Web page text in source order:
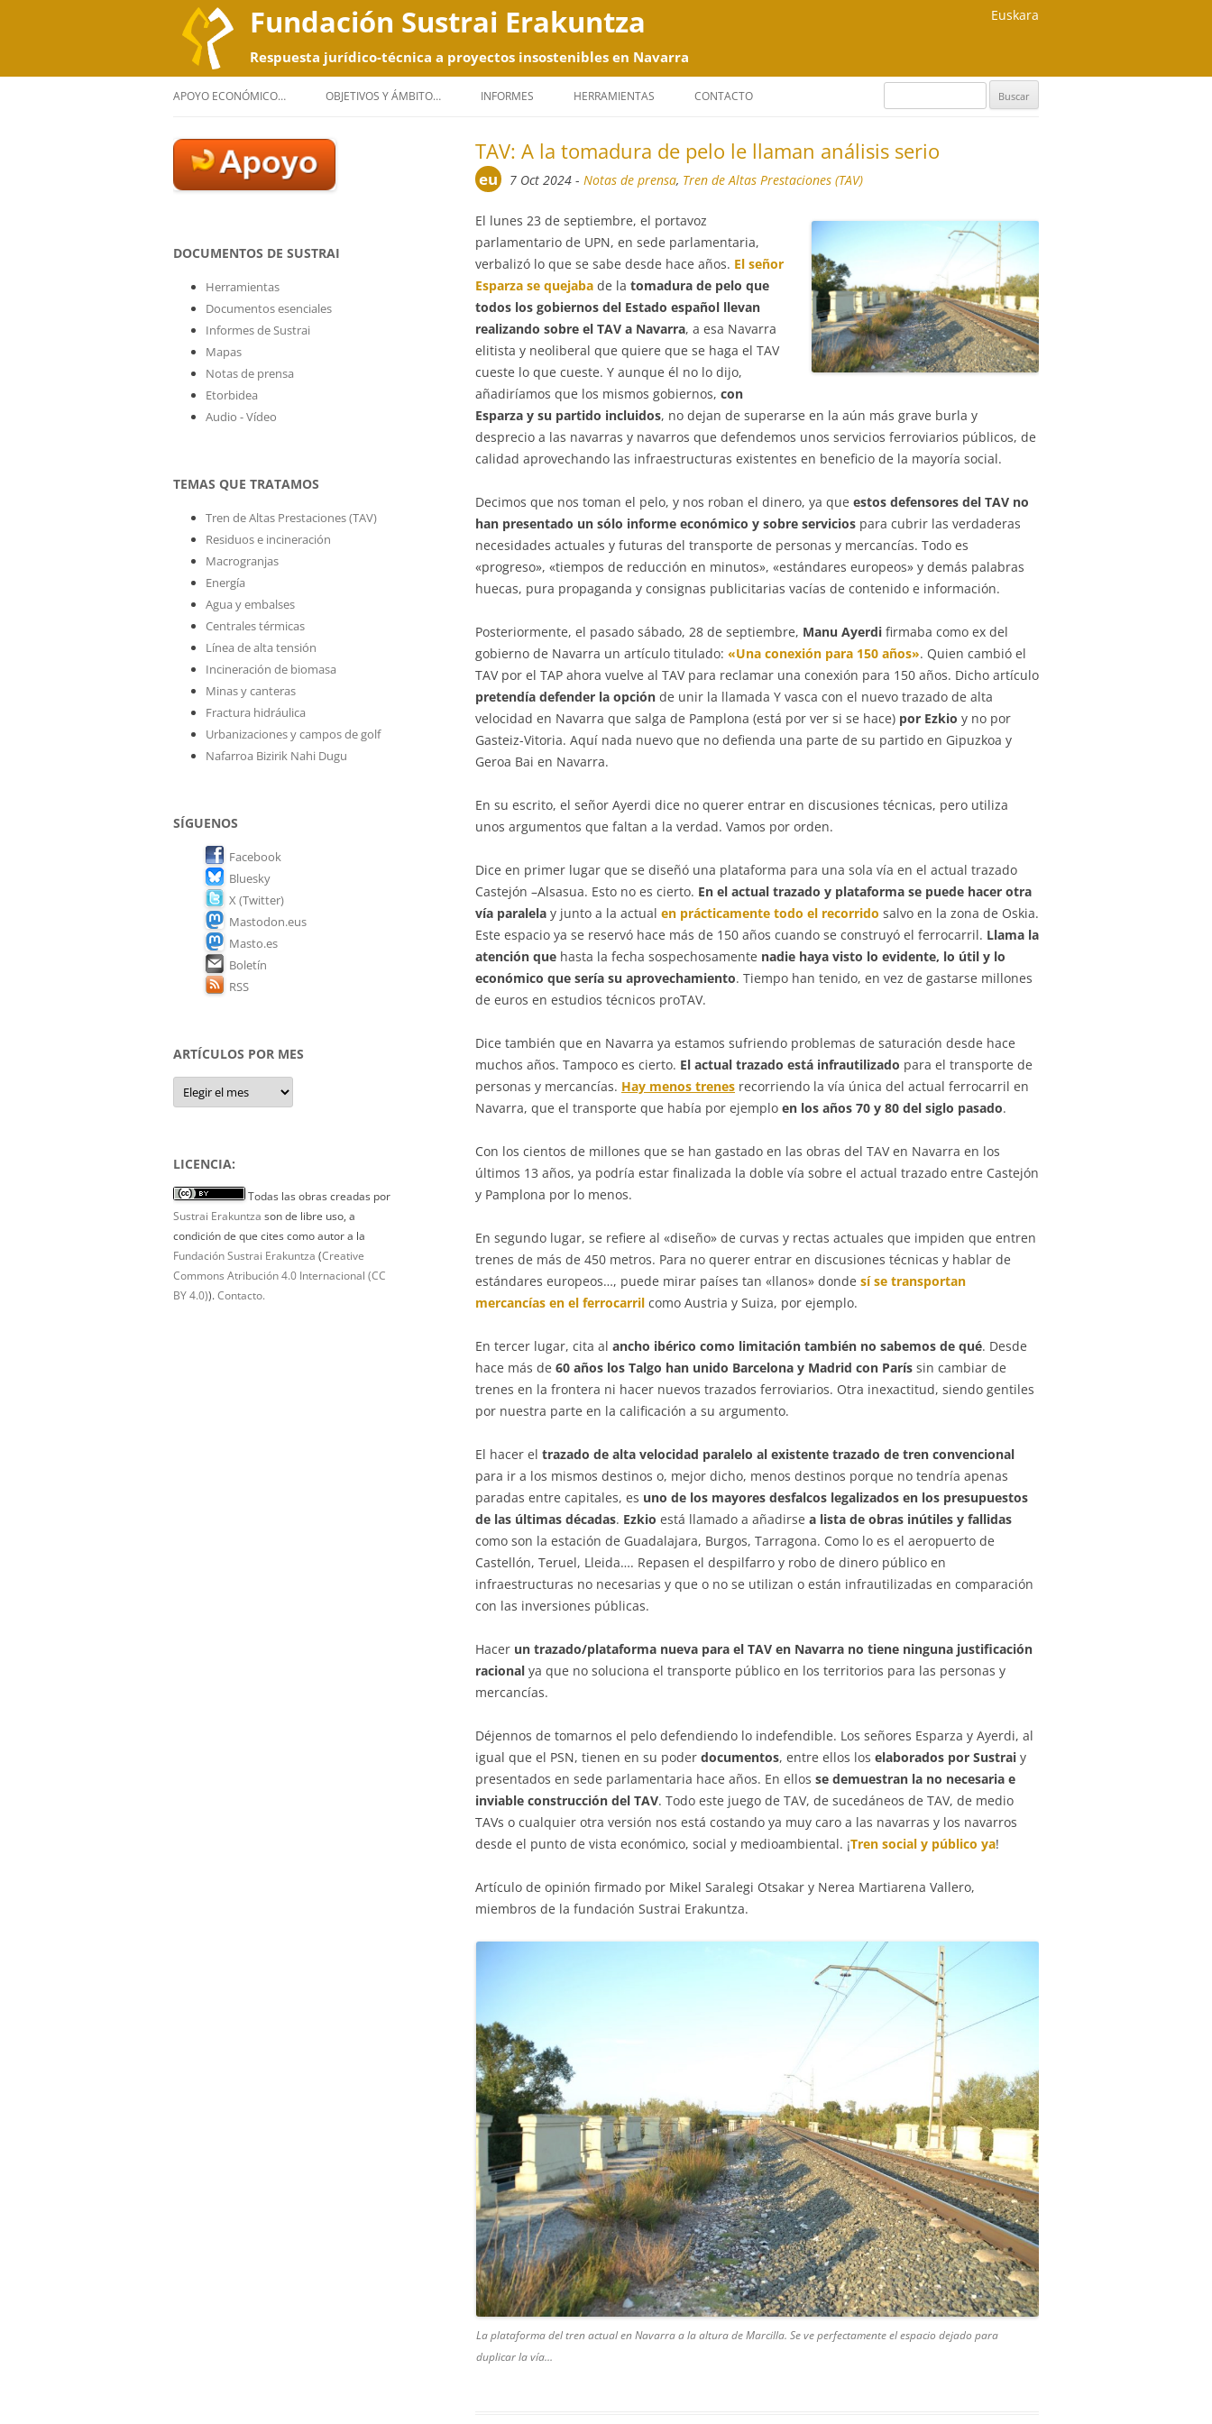
Fundación Sustrai Erakuntza
Respuesta jurídico-técnica a proyectos insostenibles en Navarra
Euskara
Saltar
al
APOYO ECONÓMICO… OBJETIVOS Y ÁMBITO… INFORMES HERRAMIENTAS CONTACTO
Buscar:
TAV: A la tomadura de pelo le llaman análisis serio
eu 7 Oct 2024 -Notas de prensa, Tren de Altas Prestaciones (TAV)
El lunes 23 de septiembre, el portavoz
parlamentario de UPN, en sede parlamentaria,
verbalizó lo que se sabe desde hace años. El señor
Esparza se quejaba de latomadura de pelo que
todos los gobiernos del Estado español llevan
realizando sobre el TAV a Navarra, a esa Navarra
elitista y neoliberal que quiere que se haga el TAV
cueste lo que cueste. Y aunque él no lo dijo,
añadiríamos que los mismos gobiernos,con
Esparza y su partido incluidos, no dejan de superarse en la aún más grave burla y
desprecio a las navarras y navarros que defendemos unos servicios ferroviarios públicos, de
calidad aprovechando las infraestructuras existentes en beneficio de la mayoría social.
Decimos que nos toman el pelo, y nos roban el dinero, ya queestos defensores del TAV no
han presentado un sólo informe económico y sobre servicios para cubrir las verdaderas
necesidades actuales y futuras del transporte de personas y mercancías. Todo es
«progreso», «tiempos de reducción en minutos», «estándares europeos» y demás palabras
huecas, pura propaganda y consignas publicitarias vacías de contenido e información.
Posteriormente, el pasado sábado, 28 de septiembre, Manu Ayerdi firmaba como ex del
gobierno de Navarra un artículo titulado:«Una conexión para 150 años». Quien cambió el
TAV por el TAP ahora vuelve al TAV para reclamar una conexión para 150 años. Dicho artículo
pretendía defender la opción de unir la llamada Y vasca con el nuevo trazado de alta
velocidad en Navarra que salga de Pamplona (está por ver si se hace) por Ezkio y no por
Gasteiz-Vitoria. Aquí nada nuevo que no defienda una parte de su partido en Gipuzkoa y
Geroa Bai en Navarra.
En su escrito, el señor Ayerdi dice no querer entrar en discusiones técnicas, pero utiliza
unos argumentos que faltan a la verdad. Vamos por orden.
Dice en primer lugar que se diseñó una plataforma para una sola vía en el actual trazado
Castejón –Alsasua. Esto no es cierto. En el actual trazado y plataforma se puede hacer otra
vía paralela y junto a la actualen prácticamente todo el recorrido salvo en la zona de Oskia.
Este espacio ya se reservó hace más de 150 años cuando se construyó el ferrocarril. Llama la
atención que hasta la fecha sospechosamente nadie haya visto lo evidente, lo útil y lo
económico que sería su aprovechamiento. Tiempo han tenido, en vez de gastarse millones
de euros en estudios técnicos proTAV.
Dice también que en Navarra ya estamos sufriendo problemas de saturación desde hace
muchos años. Tampoco es cierto. El actual trazado está infrautilizado para el transporte de
personas y mercancías. Hay menos trenes recorriendo la vía única del actual ferrocarril en
Navarra, que el transporte que había por ejemploen los años 70 y 80 del siglo pasado.
Con los cientos de millones que se han gastado en las obras del TAV en Navarra en los
últimos 13 años, ya podría estar finalizada la doble vía sobre el actual trazado entre Castejón
y Pamplona por lo menos.
En segundo lugar, se refiere al «diseño» de curvas y rectas actuales que impiden que entren
trenes de más de 450 metros. Para no querer entrar en discusiones técnicas y hablar de
estándares europeos…, puede mirar países tan «llanos» dondesí se transportan
mercancías en el ferrocarril como Austria y Suiza, por ejemplo.
En tercer lugar, cita alancho ibérico como limitación también no sabemos de qué. Desde
hace más de60 años los Talgo han unido Barcelona y Madrid con París sin cambiar de
trenes en la frontera ni hacer nuevos trazados ferroviarios. Otra inexactitud, siendo gentiles
por nuestra parte en la calificación a su argumento.
El hacer el trazado de alta velocidad paralelo al existente trazado de tren convencional
para ir a los mismos destinos o, mejor dicho, menos destinos porque no tendría apenas
paradas entre capitales, es uno de los mayores desfalcos legalizados en los presupuestos
de las últimas décadas. Ezkio está llamado a añadirsea lista de obras inútiles y fallidas
como son la estación de Guadalajara, Burgos, Tarragona. Como lo es el aeropuerto de
Castellón, Teruel, Lleida…. Repasen el despilfarro y robo de dinero público en
infraestructuras no necesarias y que o no se utilizan o están infrautilizadas en comparación
con las inversiones públicas.
Hacer un trazado/plataforma nueva para el TAV en Navarra no tiene ninguna justificación
racional ya que no soluciona el transporte público en los territorios para las personas y
mercancías.
Déjennos de tomarnos el pelo defendiendo lo indefendible. Los señores Esparza y Ayerdi, al
igual que el PSN, tienen en su poderdocumentos, entre ellos loselaborados por Sustrai y
presentados en sede parlamentaria hace años. En ellosse demuestran la no necesaria e
inviable construcción del TAV. Todo este juego de TAV, de sucedáneos de TAV, de medio
TAVs o cualquier otra versión nos está costando ya muy caro a las navarras y los navarros
desde el punto de vista económico, social y medioambiental. ¡Tren social y público ya!
Artículo de opinión firmado por Mikel Saralegi Otsakar y Nerea Martiarena Vallero,
miembros de la fundación Sustrai Erakuntza.
La plataforma del tren actual en Navarra a la altura de Marcilla. Se ve perfectamente el espacio dejado para
duplicar la vía…
DOCUMENTOS DE SUSTRAI
Herramientas
Documentos esenciales
Informes de Sustrai
Mapas
Notas de prensa
Etorbidea
Audio - Vídeo
TEMAS QUE TRATAMOS
Tren de Altas Prestaciones (TAV)
Residuos e incineración
Macrogranjas
Energía
Agua y embalses
Centrales térmicas
Línea de alta tensión
Incineración de biomasa
Minas y canteras
Fractura hidráulica
Urbanizaciones y campos de golf
Nafarroa Bizirik Nahi Dugu
SÍGUENOS
Facebook
Bluesky
X (Twitter)
Mastodon.eus
Masto.es
Boletín
RSS
ARTÍCULOS POR MES
Artículos
por
mes
LICENCIA:
Todas las obras creadas por
Sustrai Erakuntza son de libre uso, a
condición de que cites como autor a la
Fundación Sustrai Erakuntza (Creative
Commons Atribución 4.0 Internacional (CC
BY 4.0)).Contacto.